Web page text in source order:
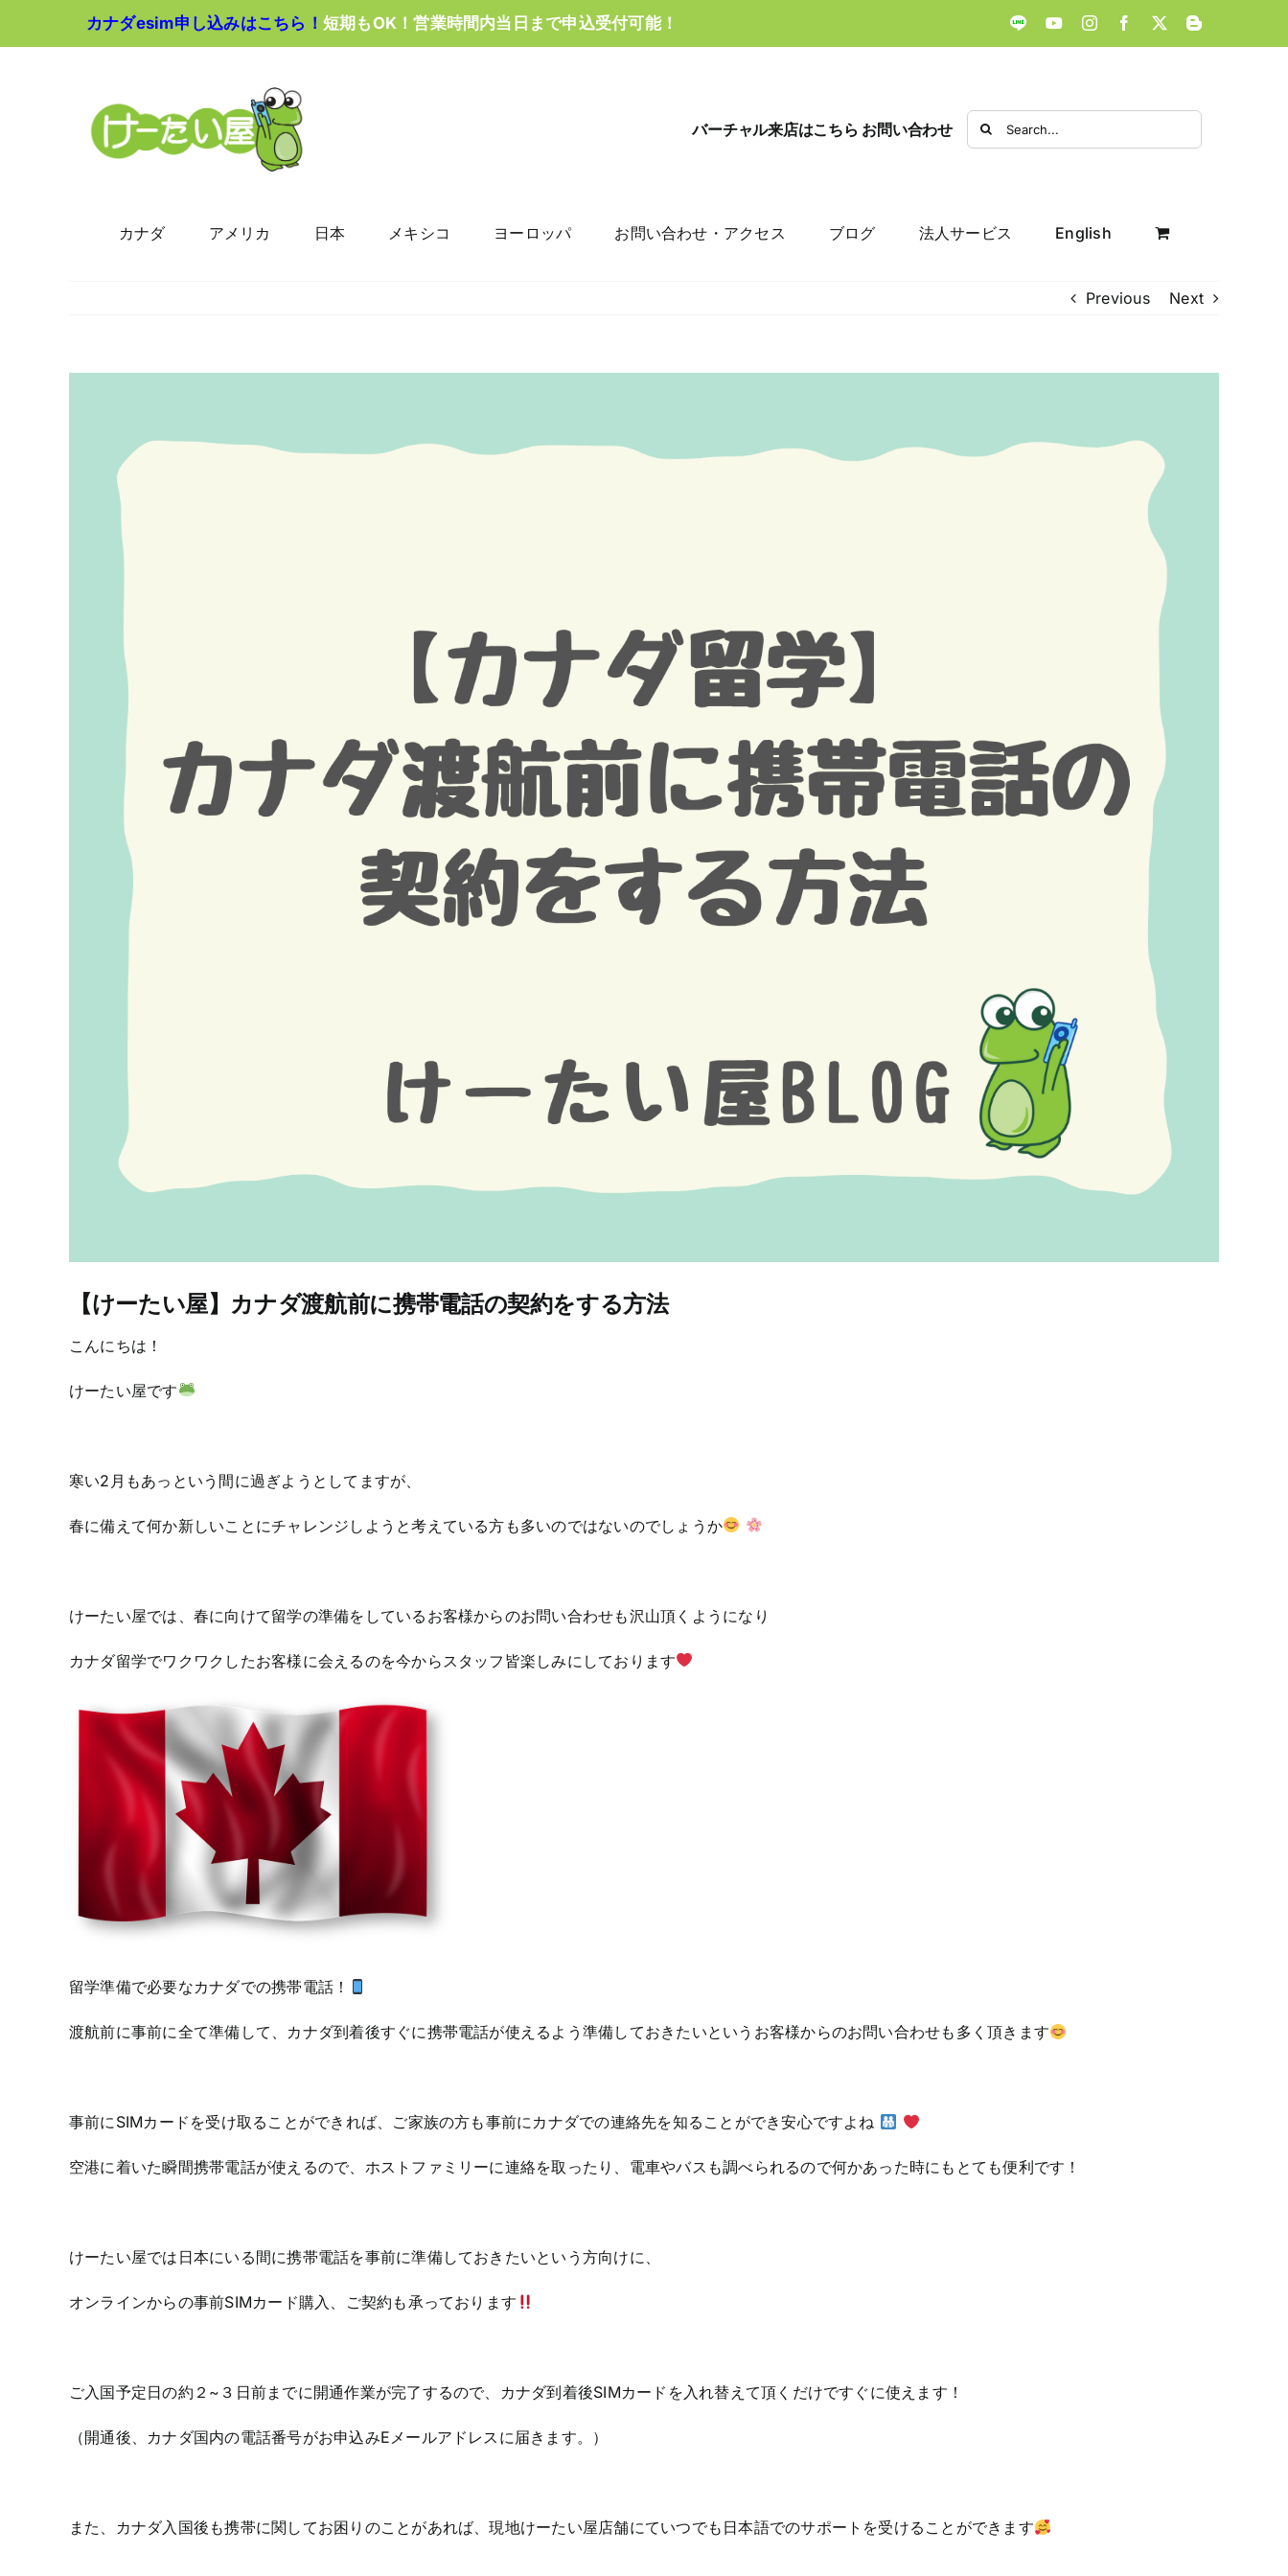
カナダesim申し込みはこちら！ 短期もOK！営業時間内当日まで申込受付可能！ LINE YouTubeInstagramFacebook
X Blogger
バーチャル来店はこちら お問い合わせ
Search
for:
カナダ アメリカ 日本 メキシコ ヨーロッパ お問い合わせ・アクセス ブログ 法人サービス English
Previous Next
【けーたい屋】カナダ渡航前に携帯電話の契約をする方法
こんにちは！
けーたい屋です
寒い2月もあっという間に過ぎようとしてますが、
春に備えて何か新しいことにチャレンジしようと考えている方も多いのではないのでしょうか
けーたい屋では、春に向けて留学の準備をしているお客様からのお問い合わせも沢山頂くようになり
カナダ留学でワクワクしたお客様に会えるのを今からスタッフ皆楽しみにしております
留学準備で必要なカナダでの携帯電話！
渡航前に事前に全て準備して、カナダ到着後すぐに携帯電話が使えるよう準備しておきたいというお客様からのお問い合わせも多く頂きます
事前にSIMカードを受け取ることができれば、ご家族の方も事前にカナダでの連絡先を知ることができ安心ですよね
空港に着いた瞬間携帯電話が使えるので、ホストファミリーに連絡を取ったり、電車やバスも調べられるので何かあった時にもとても便利です！
けーたい屋では日本にいる間に携帯電話を事前に準備しておきたいという方向けに、
オンラインからの事前SIMカード購入、ご契約も承っております
ご入国予定日の約２~３日前までに開通作業が完了するので、カナダ到着後SIMカードを入れ替えて頂くだけですぐに使えます！
（開通後、カナダ国内の電話番号がお申込みEメールアドレスに届きます。）
また、カナダ入国後も携帯に関してお困りのことがあれば、現地けーたい屋店舗にていつでも日本語でのサポートを受けることができます